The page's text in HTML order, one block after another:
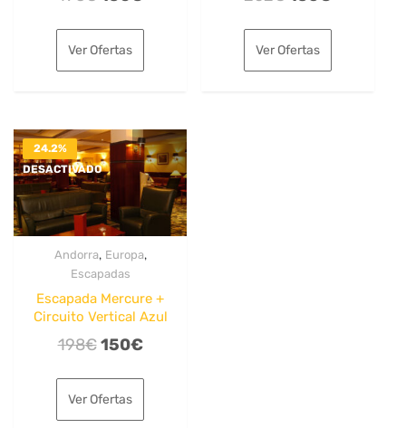
original
era:
es:
Ver Ofertas
original
era:
es:
Ver Ofertas
24.2%
DESACTIVADO
Andorra, Europa,
Escapadas
Escapada Mercure +
Circuito Vertical Azul
198€ El
original
era:
150€El
es:
Ver Ofertas